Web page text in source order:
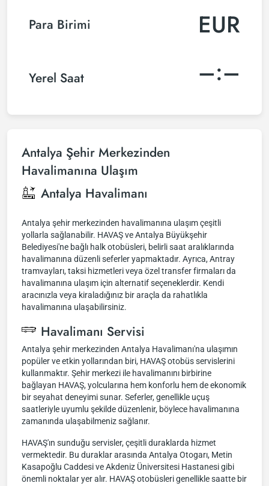
Para Birimi EUR
Yerel Saat –:–
Antalya Şehir Merkezinden
Havalimanına Ulaşım
Antalya Havalimanı
Antalya şehir merkezinden havalimanına ulaşım çeşitli
yollarla sağlanabilir. HAVAŞ ve Antalya Büyükşehir
Belediyesi'ne bağlı halk otobüsleri, belirli saat aralıklarında
havalimanına düzenli seferler yapmaktadır. Ayrıca, Antray
tramvayları, taksi hizmetleri veya özel transfer firmaları da
havalimanına ulaşım için alternatif seçeneklerdir. Kendi
aracınızla veya kiraladığınız bir araçla da rahatlıkla
havalimanına ulaşabilirsiniz.
Havalimanı Servisi
Antalya şehir merkezinden Antalya Havalimanı'na ulaşımın
popüler ve etkin yollarından biri, HAVAŞ otobüs servislerini
kullanmaktır. Şehir merkezi ile havalimanını birbirine
bağlayan HAVAŞ, yolcularına hem konforlu hem de ekonomik
bir seyahat deneyimi sunar. Seferler, genellikle uçuş
saatleriyle uyumlu şekilde düzenlenir, böylece havalimanına
zamanında ulaşabilmeniz sağlanır.
HAVAŞ'ın sunduğu servisler, çeşitli duraklarda hizmet
vermektedir. Bu duraklar arasında Antalya Otogarı, Metin
Kasapoğlu Caddesi ve Akdeniz Üniversitesi Hastanesi gibi
önemli noktalar yer alır. HAVAŞ otobüsleri genellikle saatte bir